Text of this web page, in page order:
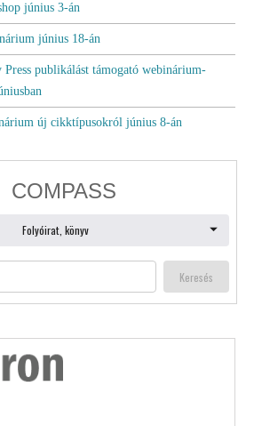
június 3-án
június 18-án
publikálást támogató webinárium-
új cikktípusokról június 8-án